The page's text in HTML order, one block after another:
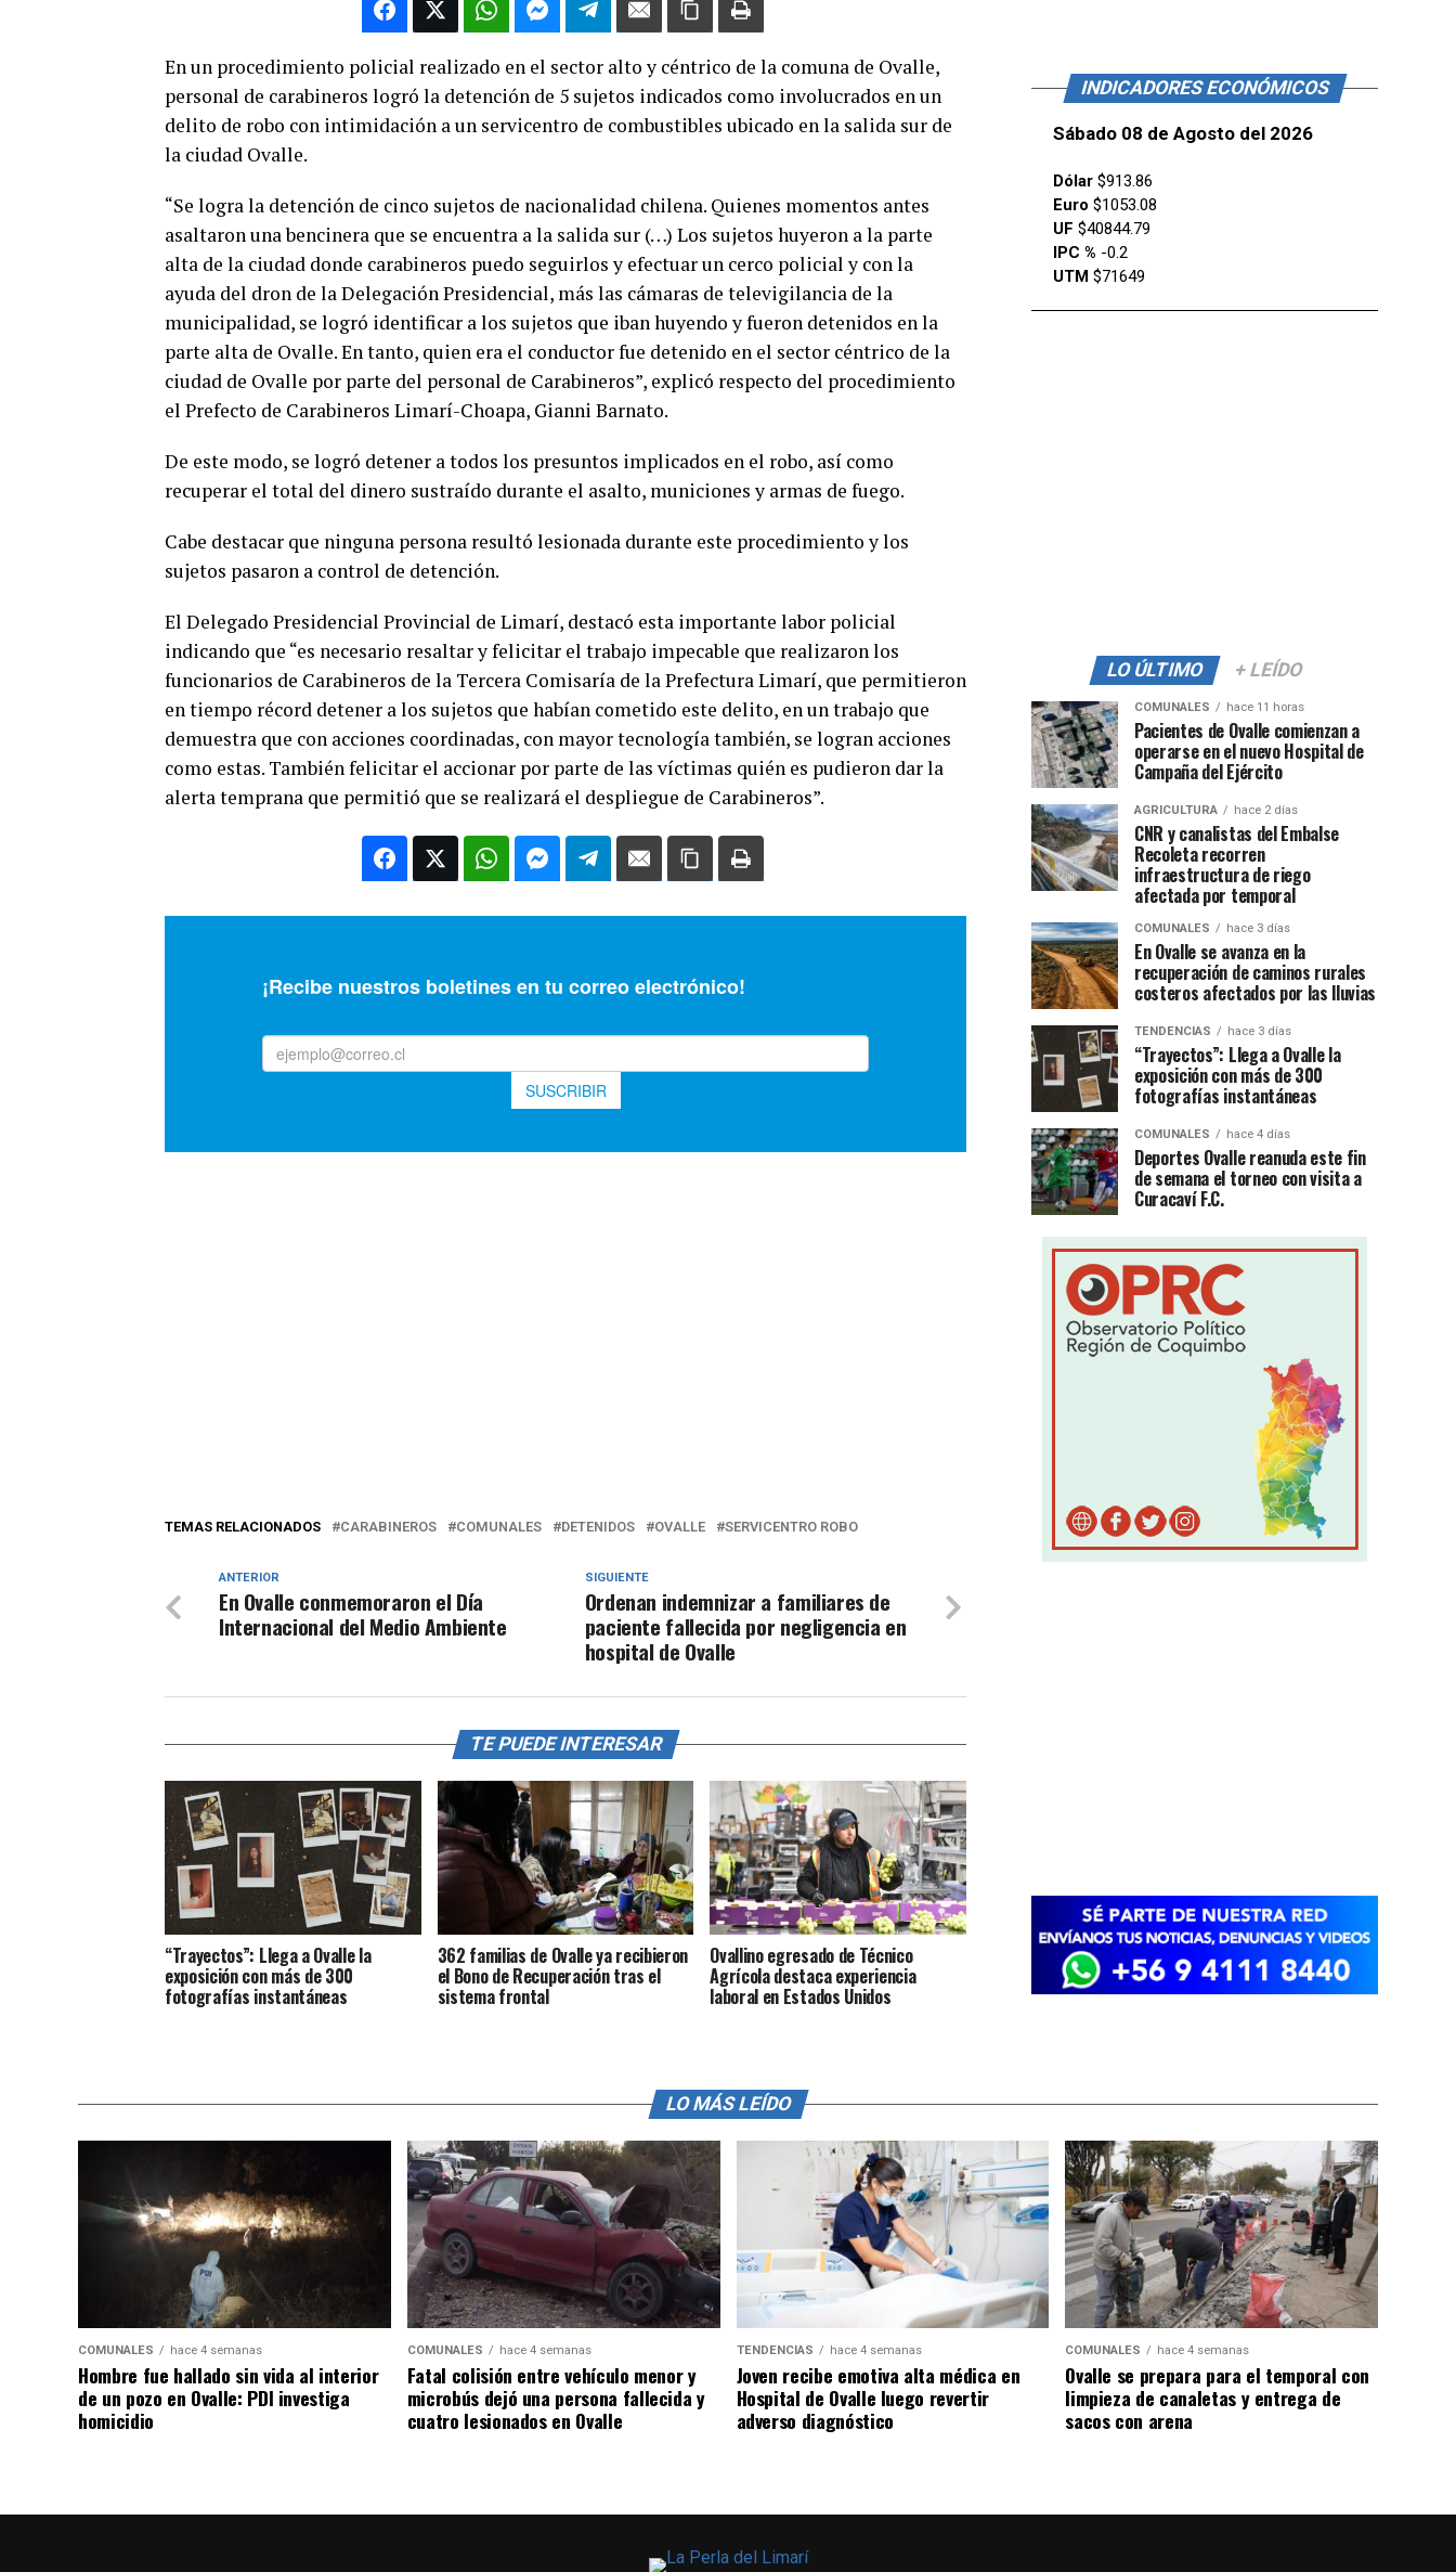
En un procedimiento policial realizado en el sector alto y céntrico de la comuna de Ovalle,
personal de carabineros logró la detención de 5 sujetos indicados como involucrados en un
delito de robo con intimidación a un servicentro de combustibles ubicado en la salida sur de
la ciudad Ovalle.
“Se logra la detención de cinco sujetos de nacionalidad chilena. Quienes momentos antes
asaltaron una bencinera que se encuentra a la salida sur (…) Los sujetos huyeron a la parte
alta de la ciudad donde carabineros puedo seguirlos y efectuar un cerco policial y con la
ayuda del dron de la Delegación Presidencial, más las cámaras de televigilancia de la
municipalidad, se logró identificar a los sujetos que iban huyendo y fueron detenidos en la
parte alta de Ovalle. En tanto, quien era el conductor fue detenido en el sector céntrico de la
ciudad de Ovalle por parte del personal de Carabineros”, explicó respecto del procedimiento
el Prefecto de Carabineros Limarí-Choapa, Gianni Barnato.
De este modo, se logró detener a todos los presuntos implicados en el robo, así como
recuperar el total del dinero sustraído durante el asalto, municiones y armas de fuego.
Cabe destacar que ninguna persona resultó lesionada durante este procedimiento y los
sujetos pasaron a control de detención.
El Delegado Presidencial Provincial de Limarí, destacó esta importante labor policial
indicando que “es necesario resaltar y felicitar el trabajo impecable que realizaron los
funcionarios de Carabineros de la Tercera Comisaría de la Prefectura Limarí, que permitieron
en tiempo récord detener a los sujetos que habían cometido este delito, en un trabajo que
demuestra que con acciones coordinadas, con mayor tecnología también, se logran acciones
como estas. También felicitar el accionar por parte de las víctimas quién es pudieron dar la
alerta temprana que permitió que se realizará el despliegue de Carabineros”.
TEMAS RELACIONADOS CARABINEROS COMUNALES DETENIDOS OVALLE SERVICENTRO ROBO
SIGUIENTE
Ordenan indemnizar a familiares de
paciente fallecida por negligencia en
hospital de Ovalle
ANTERIOR
En Ovalle conmemoraron el Día
Internacional del Medio Ambiente
TE PUEDE INTERESAR
“Trayectos”: Llega a Ovalle la
exposición con más de 300
fotografías instantáneas
362 familias de Ovalle ya recibieron
el Bono de Recuperación tras el
sistema frontal
Ovallino egresado de Técnico
Agrícola destaca experiencia
laboral en Estados Unidos
INDICADORES ECONÓMICOS
Sábado 08 de Agosto del 2026
Dólar $913.86
Euro $1053.08
UF $40844.79
IPC % -0.2
UTM $71649
LO ÚLTIMO + LEÍDO
COMUNALES hace 11 horas
Pacientes de Ovalle comienzan a
operarse en el nuevo Hospital de
Campaña del Ejército
AGRICULTURA hace 2 días
CNR y canalistas del Embalse
Recoleta recorren
infraestructura de riego
afectada por temporal
COMUNALES hace 3 días
En Ovalle se avanza en la
recuperación de caminos rurales
costeros afectados por las lluvias
TENDENCIAS hace 3 días
“Trayectos”: Llega a Ovalle la
exposición con más de 300
fotografías instantáneas
COMUNALES hace 4 días
Deportes Ovalle reanuda este fin
de semana el torneo con visita a
Curacaví F.C.
LO MÁS LEÍDO
COMUNALES hace 4 semanas
Hombre fue hallado sin vida al interior
de un pozo en Ovalle: PDI investiga
homicidio
COMUNALES hace 4 semanas
Fatal colisión entre vehículo menor y
microbús dejó una persona fallecida y
cuatro lesionados en Ovalle
TENDENCIAS hace 4 semanas
Joven recibe emotiva alta médica en
Hospital de Ovalle luego revertir
adverso diagnóstico
COMUNALES hace 4 semanas
Ovalle se prepara para el temporal con
limpieza de canaletas y entrega de
sacos con arena